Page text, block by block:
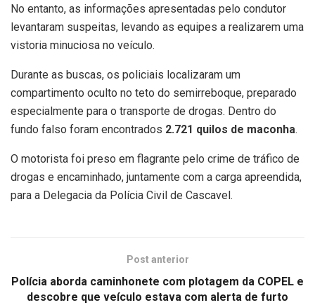
No entanto, as informações apresentadas pelo condutor
levantaram suspeitas, levando as equipes a realizarem uma
vistoria minuciosa no veículo.
Durante as buscas, os policiais localizaram um
compartimento oculto no teto do semirreboque, preparado
especialmente para o transporte de drogas. Dentro do
fundo falso foram encontrados 2.721 quilos de maconha.
O motorista foi preso em flagrante pelo crime de tráfico de
drogas e encaminhado, juntamente com a carga apreendida,
para a Delegacia da Polícia Civil de Cascavel.
Post anterior
Polícia aborda caminhonete com plotagem da COPEL e
descobre que veículo estava com alerta de furto